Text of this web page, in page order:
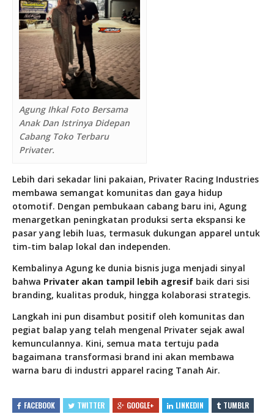
Agung Ihkal Foto Bersama
Anak Dan Istrinya Didepan
Cabang Toko Terbaru
Privater.
Lebih dari sekadar lini pakaian, Privater Racing Industries
membawa semangat komunitas dan gaya hidup
otomotif. Dengan pembukaan cabang baru ini, Agung
menargetkan peningkatan produksi serta ekspansi ke
pasar yang lebih luas, termasuk dukungan apparel untuk
tim-tim balap lokal dan independen.
Kembalinya Agung ke dunia bisnis juga menjadi sinyal
bahwa Privater akan tampil lebih agresif baik dari sisi
branding, kualitas produk, hingga kolaborasi strategis.
Langkah ini pun disambut positif oleh komunitas dan
pegiat balap yang telah mengenal Privater sejak awal
kemunculannya. Kini, semua mata tertuju pada
bagaimana transformasi brand ini akan membawa
warna baru di industri apparel racing Tanah Air.
FACEBOOK TWITTER GOOGLE+ LINKEDIN
TUMBLR